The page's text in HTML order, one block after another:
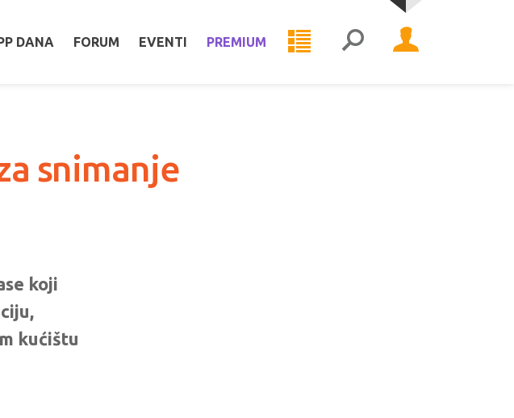
DANA FORUM EVENTI PREMIUM
snimanje
koji
kućištu